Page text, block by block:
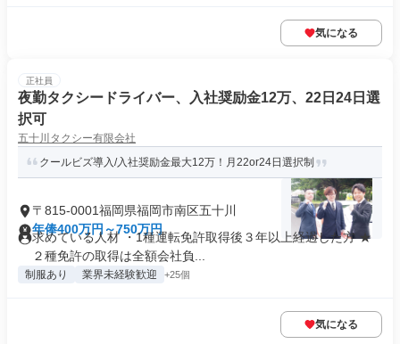
気になる
正社員
夜勤タクシードライバー、入社奨励金12万、22日24日選
択可
五十川タクシー有限会社
クールビズ導入/入社奨励金最大12万！月22or24日選択制
〒815-0001福岡県福岡市南区五十川
年俸400万円～750万円
求めている人材 ・1種運転免許取得後３年以上経過した方 ★
２種免許の取得は全額会社負...
制服あり 業界未経験歓迎 +25個
気になる